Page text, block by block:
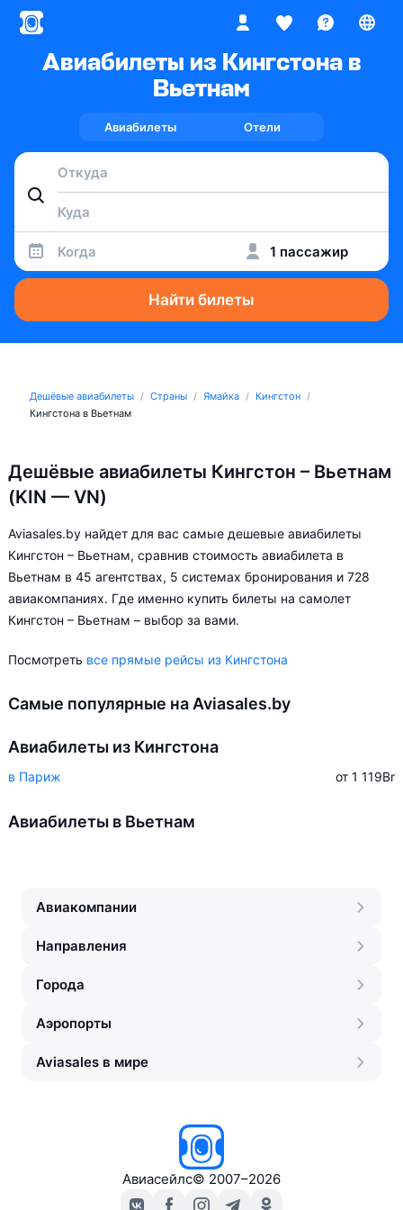
Авиабилеты из Кингстона в
Вьетнам
Авиабилеты Отели
Когда 1 пассажир
Найти билеты
Дешёвые авиабилеты Страны Ямайка
Кингстон
Кингстона в Вьетнам
Дешёвые авиабилеты Кингстон – Вьетнам
(KIN — VN)
Aviasales.by найдет для вас самые дешевые авиабилеты
Кингстон – Вьетнам, сравнив стоимость авиабилета в
Вьетнам в 45 агентствах, 5 системах бронирования и 728
авиакомпаниях. Где именно купить билеты на самолет
Кингстон – Вьетнам – выбор за вами.
Посмотреть все прямые рейсы из Кингстона
Самые популярные на Aviasales.by
Авиабилеты из Кингстона
в Париж от 1 119Br
Авиабилеты в Вьетнам
Авиакомпании
Направления
Города
Аэропорты
Aviasales в мире
Авиасейлс© 2007–2026